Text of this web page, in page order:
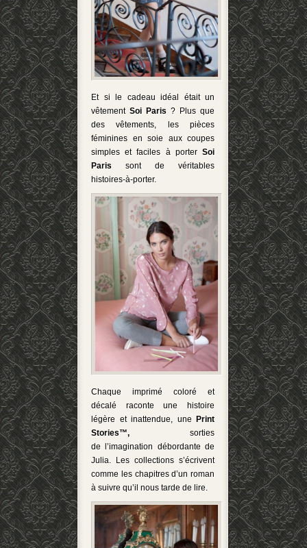
Et si le cadeau idéal était un
vêtementSoi Paris ? Plus que
des vêtements, les pièces
féminines en soie aux coupes
simples et faciles à porter Soi
Paris sont de véritables
histoires-à-porter.
Chaque imprimé coloré et
décalé raconte une histoire
légère et inattendue, une
Print
Stories™, sorties
de l’imagination débordante de
Julia. Les collections s’écrivent
comme les chapitres d’un roman
à suivre qu’il nous tarde de lire.